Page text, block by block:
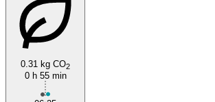
0.31 kg CO2
0 h 55 min